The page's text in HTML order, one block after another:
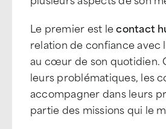
Le premier est lecontact
relation de confiance avec
au cœur de son quotidien.
leurs problématiques, les
accompagner dans leurs
partie des missions qui le